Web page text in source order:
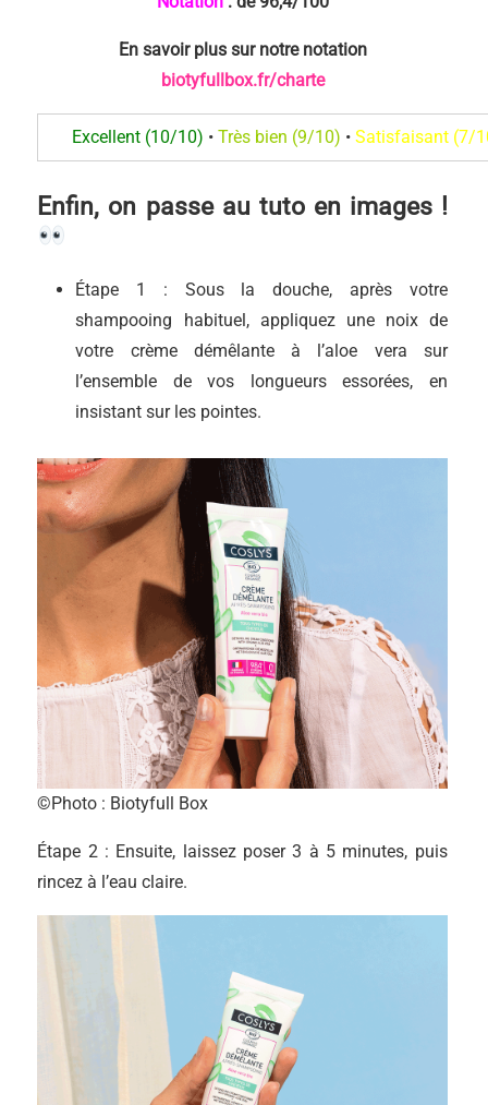
En savoir plus sur notre notation
biotyfullbox.fr/charte
Excellent (10/10) • Très bien (9/10) • Satisfaisant (7/
Enfin, on passe au tuto en images !
Étape 1 : Sous la douche, après votre
shampooing habituel, appliquez une noix de
votre crème démêlante à l’aloe vera sur
l’ensemble de vos longueurs essorées, en
insistant sur les pointes.
©Photo : Biotyfull Box
Étape 2 : Ensuite, laissez poser 3 à 5 minutes, puis
rincez à l’eau claire.